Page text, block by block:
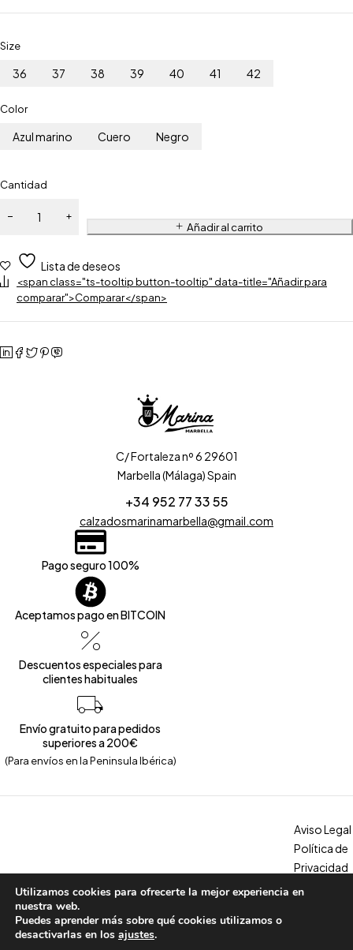
Size
36 37 38 39 40 41 42
Color
Azul marino Cuero Negro
Cantidad
Añadir al carrito
Lista de deseos
<span class="ts-tooltip button-tooltip" data-title="Añadir para
comparar">Comparar</span>
C/ Fortaleza nº 6 29601
Marbella (Málaga) Spain
+34 952 77 33 55
calzadosmarinamarbella@gmail.com
Pago seguro 100%
Aceptamos pago en BITCOIN
Descuentos especiales para
clientes habituales
Envío gratuito para pedidos
superiores a 200€
(Para envíos en la Peninsula Ibérica)
Copyright © 2026 – Calzados Marina. All Rights Reserved
Aviso Legal
Política de
Privacidad
Utilizamos cookies para ofrecerte la mejor experiencia en
nuestra web.
Puedes aprender más sobre qué cookies utilizamos o
desactivarlas en los ajustes.